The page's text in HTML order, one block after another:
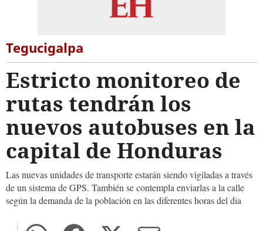
Tegucigalpa
Estricto monitoreo de
rutas tendrán los
nuevos autobuses en la
capital de Honduras
Las nuevas unidades de transporte estarán siendo vigiladas a través
de un sistema de GPS. También se contempla enviarlas a la calle
según la demanda de la población en las diferentes horas del día